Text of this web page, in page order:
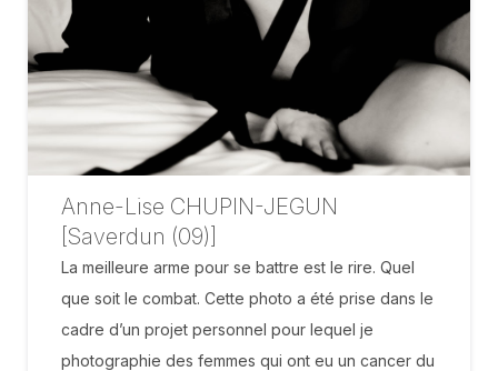
Anne-Lise CHUPIN-JEGUN
[Saverdun (09)]
La meilleure arme pour se battre est le rire. Quel
que soit le combat. Cette photo a été prise dans le
cadre d’un projet personnel pour lequel je
photographie des femmes qui ont eu un cancer du